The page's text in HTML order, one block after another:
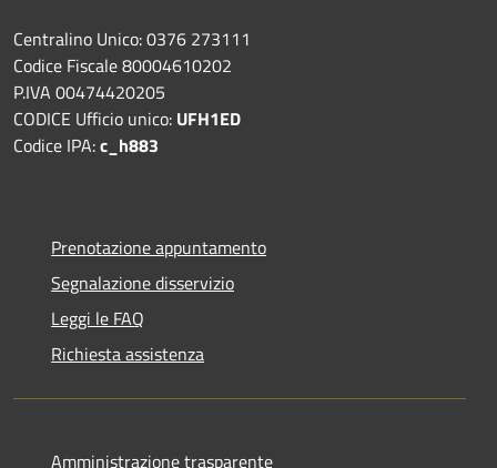
Centralino Unico: 0376 273111
Codice Fiscale 80004610202
P.IVA 00474420205
CODICE Ufficio unico: UFH1ED
Codice IPA:c_h883
Prenotazione appuntamento
Segnalazione disservizio
Leggi le FAQ
Richiesta assistenza
Amministrazione trasparente